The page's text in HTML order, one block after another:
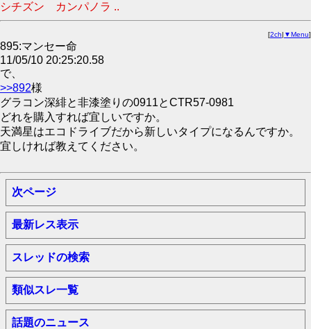
シチズン カンパノラ ..
[2ch| ▼Menu]
895:マンセー命
11/05/10 20:25:20.58
で、
>>892様
グラコン深緋と非漆塗りの0911とCTR57-0981
どれを購入すれば宜しいですか。
天満星はエコドライブだから新しいタイプになるんですか。
宜しければ教えてください。
次ページ
最新レス表示
スレッドの検索
類似スレ一覧
話題のニュース